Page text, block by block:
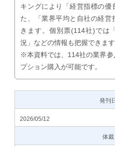
キングにより「経営指標の優
た、「業界平均と自社の経
きます。個別票(114社)では
況」などの情報も把握できます
※本資料では、114社の業界参
プション購入が可能です。
発刊日
2026/05/12
体裁